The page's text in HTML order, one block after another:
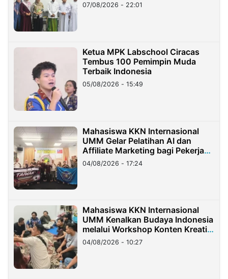
07/08/2026 - 22:01
Ketua MPK Labschool Ciracas
Tembus 100 Pemimpin Muda
Terbaik Indonesia
05/08/2026 - 15:49
Mahasiswa KKN Internasional
UMM Gelar Pelatihan AI dan
Affiliate Marketing bagi Pekerja
Migran Indonesia di Taiwan
04/08/2026 - 17:24
Mahasiswa KKN Internasional
UMM Kenalkan Budaya Indonesia
melalui Workshop Konten Kreatif
di Taiwan
04/08/2026 - 10:27